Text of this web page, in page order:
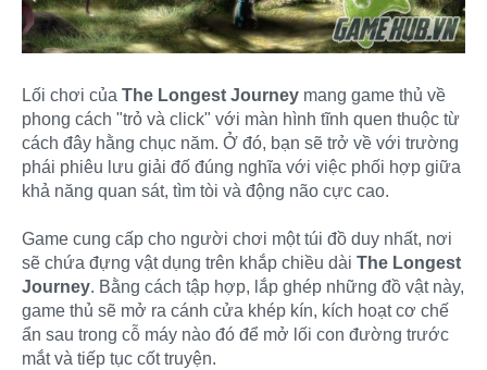
Lối chơi của The Longest Journey mang game thủ về
phong cách "trỏ và click" với màn hình tĩnh quen thuộc từ
cách đây hằng chục năm. Ở đó, bạn sẽ trở về với trường
phái phiêu lưu giải đố đúng nghĩa với việc phối hợp giữa
khả năng quan sát, tìm tòi và động não cực cao.
Game cung cấp cho người chơi một túi đồ duy nhất, nơi
sẽ chứa đựng vật dụng trên khắp chiều dài The Longest
Journey. Bằng cách tập hợp, lắp ghép những đồ vật này,
game thủ sẽ mở ra cánh cửa khép kín, kích hoạt cơ chế
ẩn sau trong cỗ máy nào đó để mở lối con đường trước
mắt và tiếp tục cốt truyện.